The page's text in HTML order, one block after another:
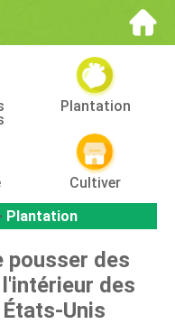
Plantation
Cultiver
Plantation
pousser des
des
Unis